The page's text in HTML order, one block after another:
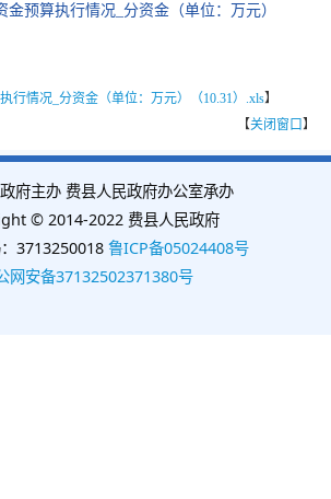
金预算执行情况_分资金（单位：万元）
行情况_分资金（单位：万元）（10.31）.xls】
【关闭窗口】
府主办 费县人民政府办公室承办
© 2014-2022 费县人民政府
3713250018 鲁ICP备05024408号
网安备37132502371380号